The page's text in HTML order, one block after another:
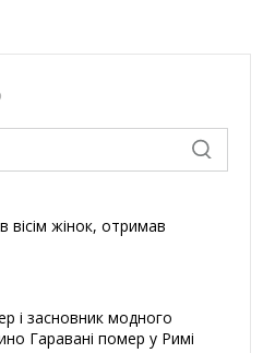
жінок, отримав
і засновник модного
Гаравані помер у Римі